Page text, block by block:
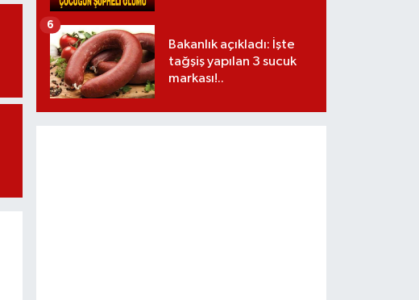
Bakanlık açıkladı: İşte
tağşiş yapılan 3 sucuk
markası!..
6